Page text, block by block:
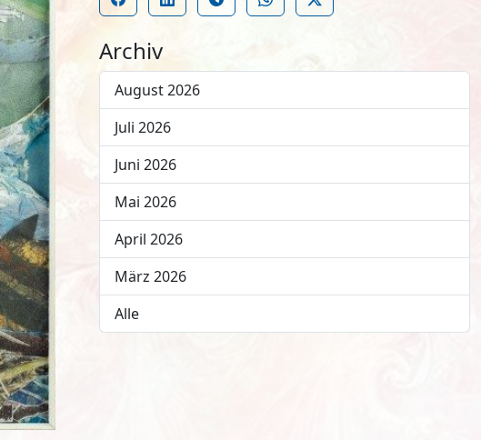
Archiv
August 2026
Juli 2026
Juni 2026
Mai 2026
April 2026
März 2026
Alle